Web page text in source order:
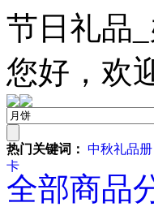
节日礼品
您好，欢
热门关键词： 中秋礼品册
卡
全部商品